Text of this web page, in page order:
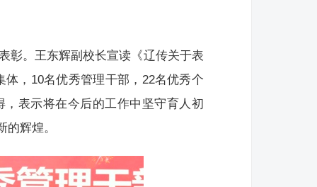
彰。王东辉副校长宣读《辽传关于表
体，10名优秀管理干部，22名优秀个
表示将在今后的工作中坚守育人初
辉煌。